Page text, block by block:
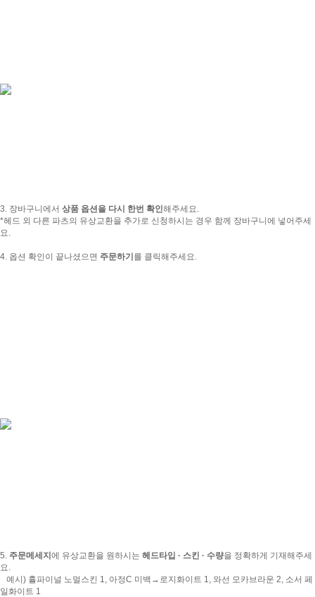
3. 장바구니에서 상품 옵션을 다시 한번 확인해주세요.
*헤드 외 다른 파츠의 유상교환을 추가로 신청하시는 경우 함께 장바구니에 넣어주세
요.
4. 옵션 확인이 끝나셨으면 주문하기를 클릭해주세요.
5. 주문메세지에 유상교환을 원하시는 헤드타입 · 스킨 · 수량을 정확하게 기재해주세
요.
예시) 휼파이널 노멀스킨 1, 아정C 미백→로지화이트 1, 와선 모카브라운 2, 소서 페
일화이트 1